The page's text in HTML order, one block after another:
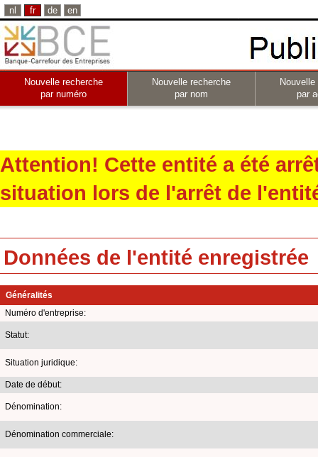
nl fr de en
Nouvelle recherche
par numéro
Nouvelle recherche
par nom
par
Attention! Cette entité a été
situation lors de l'arrêt de
Données de l'entité enregistrée
Généralités
Numéro d'entreprise:
Statut:
Situation juridique:
Date de début:
Dénomination:
Dénomination commerciale: